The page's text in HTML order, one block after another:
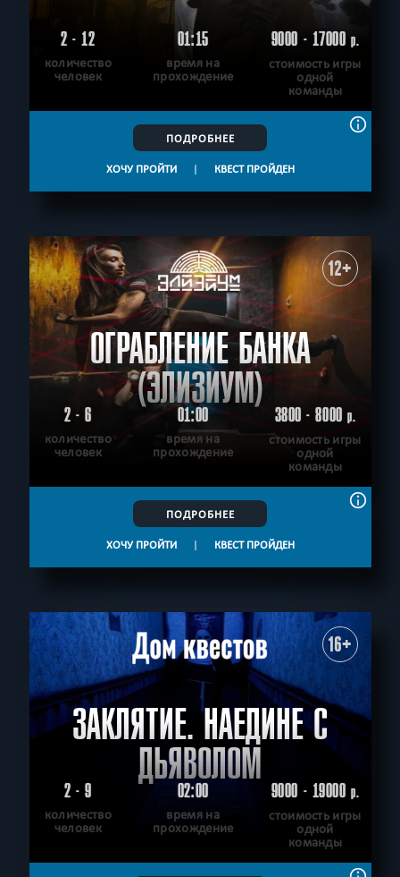
2 - 12
количество
человек
01:15
время на
прохождение
9000 - 17000р.
стоимость игры
одной
команды
ПОДРОБНЕЕ
ХОЧУ ПРОЙТИ | КВЕСТ ПРОЙДЕН
12+
ОГРАБЛЕНИЕ БАНКА
(ЭЛИЗИУМ)
2 - 6
количество
человек
01:00
время на
прохождение
3800 - 8000р.
стоимость игры
одной
команды
ПОДРОБНЕЕ
ХОЧУ ПРОЙТИ | КВЕСТ ПРОЙДЕН
16+
ЗАКЛЯТИЕ. НАЕДИНЕ С
ДЬЯВОЛОМ
2 - 9
количество
человек
02:00
время на
прохождение
9000 - 19000р.
стоимость игры
одной
команды